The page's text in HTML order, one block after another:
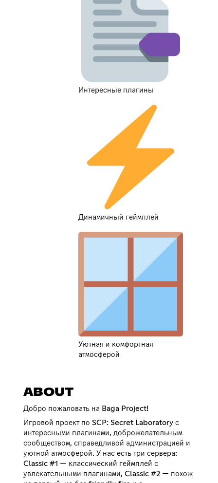
Интересные плагины
Динамичный геймплей
Уютная и комфортная
атмосферой
ABOUT
Добро пожаловать на Baga Project!
Игровой проект по SCP: Secret Laboratory с
интересными плагинами, доброжелательным
сообществом, справедливой администрацией и
уютной атмосферой. У нас есть три сервера:
Classic #1 — классический геймплей с
увлекательными плагинами, Classic #2 — похож